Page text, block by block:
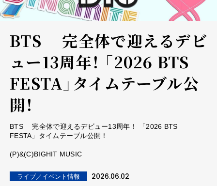
BTS 完全体で迎えるデビ
ュー13周年！ 「2026 BTS
FESTA」タイムテーブル公
開！
BTS 完全体で迎えるデビュー13周年！ 「2026 BTS
FESTA」タイムテーブル公開！
(P)&(C)BIGHIT MUSIC
ライブ／イベント情報 2026.06.02